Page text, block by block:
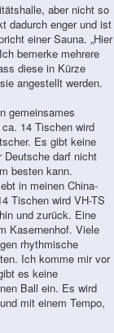
aber nicht so
dadurch enger und ist
einer Sauna. „Hier
bemerke mehrere
diese in Kürze
angestellt werden.
gemeinsames
14 Tischen wird
Es gibt keine
Deutsche darf nicht
besten kann.
in meinen China-
Tischen wird VH-TS
und zurück. Eine
Kasernenhof. Viele
rhythmische
Ich komme mir vor
es keine
Ball ein. Es wird
mit einem Tempo,